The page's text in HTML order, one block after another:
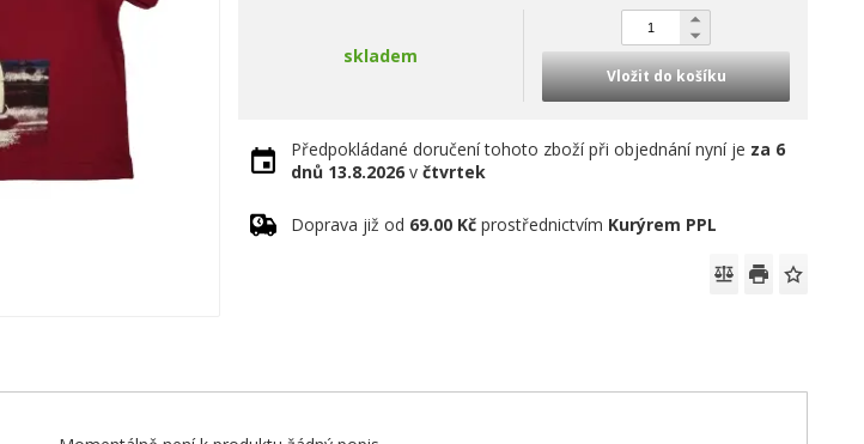
skladem
Vložit do košíku
Předpokládané doručení tohoto zboží při objednání nyní je za 6
dnů 13.8.2026 včtvrtek
Doprava již od 69.00 Kč prostřednictvím Kurýrem PPL